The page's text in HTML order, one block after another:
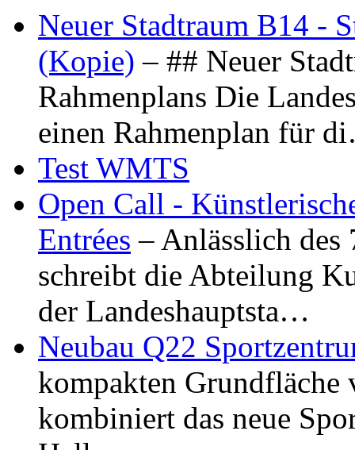
Neuer Stadtraum B14 -
(Kopie) – ## Neuer
Rahmenplans Die
einen Rahmenplan für
Test WMTS
Open Call -
Entrées – Anlässlich
schreibt die Abteilung
der Landeshauptsta…
Neubau Q22
kompakten Grundfläche
kombiniert das neue